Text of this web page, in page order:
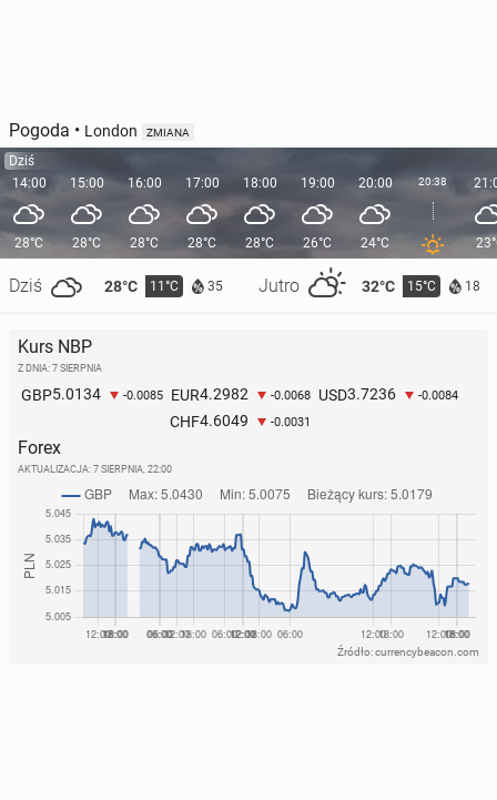
Pogoda • London ZMIANA
Dziś
14:00
28°C
Dziś 28°C 11°C 35 Jutro 32°C 15°C 18
15:00
28°C
16:00
28°C
17:00
28°C
18:00
28°C
19:00
26°C
20:00
24°C
20:38
Kurs NBP
Z DNIA: 7 SIERPNIA
GBP5.0134 -0.0085 EUR4.2982 -0.0068 USD3.7236 -0.0084
CHF4.6049 -0.0031
Forex
AKTUALIZACJA: 7 SIERPNIA, 22:00
Źródło: currencybeacon.com